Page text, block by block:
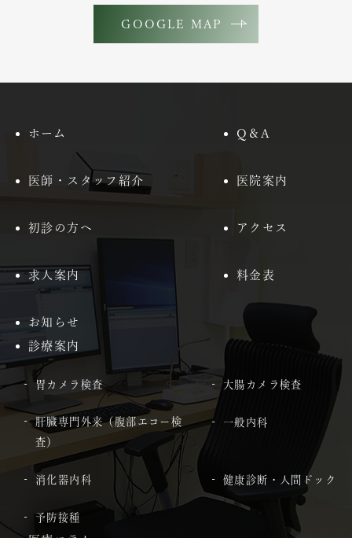
GOOGLE MAP
ホーム Q＆A
医師・スタッフ紹介 医院案内
初診の方へ アクセス
求人案内 料金表
お知らせ
診療案内
胃カメラ検査 大腸カメラ検査
肝臓専門外来（腹部エコー検
査）
一般内科
消化器内科 健康診断・人間ドック
予防接種